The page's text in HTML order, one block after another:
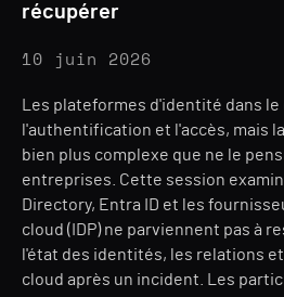
récupérer
10 juin 2026
Les plateformes d'identité dans
l'authentification et l'accès, mais
bien plus complexe que ne le
entreprises. Cette session
Directory, Entra ID et les
cloud (IDP) ne parviennent pas à
l'état des identités, les relations
cloud après un incident. Les